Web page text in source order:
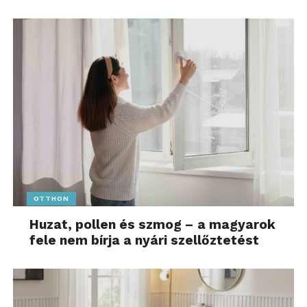
erősíteni azzal, hogy
lehetőséget biztosítunk új
technológiák és autóipari
fejlesztések valós
környezetben történő
tesztelésére. Ez pedig
teljesen új távlatokat nyit
a forgalomirányításban és
a forgalombiztonság
növelésében azzal, hogy
határain túli veszélyekre
is figyelmeztetni tud majd
OTTHON
Huzat, pollen és szmog – a magyarok
fele nem bírja a nyári szellőztetést